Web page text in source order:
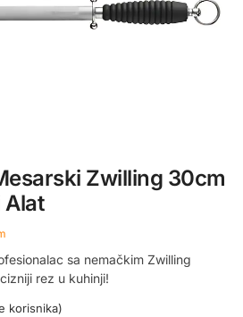
Zwilling 30cm
Alat
sa nemačkim Zwilling
rez u kuhinji!
korisnika)